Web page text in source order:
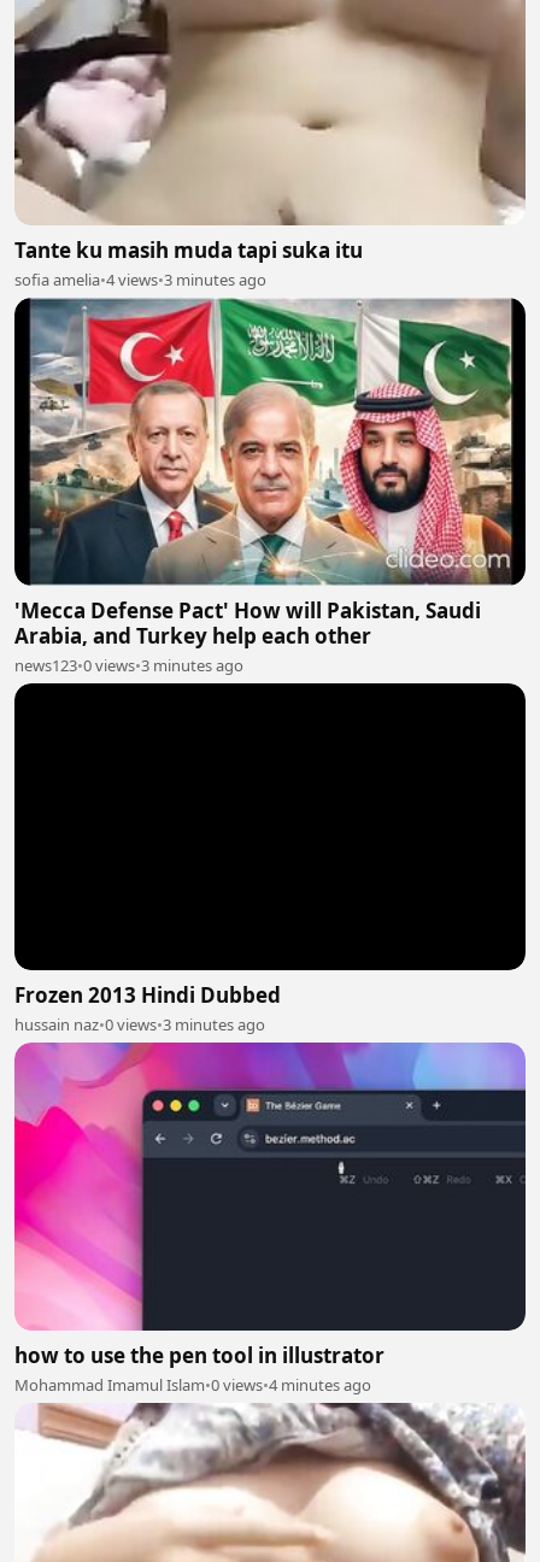
Tante ku masih muda tapi suka itu
sofia amelia•4 views•3 minutes ago
'Mecca Defense Pact' How will Pakistan, Saudi
Arabia, and Turkey help each other
news123•0 views•3 minutes ago
Frozen 2013 Hindi Dubbed
hussain naz•0 views•3 minutes ago
how to use the pen tool in illustrator
Mohammad Imamul Islam•0 views•4 minutes ago